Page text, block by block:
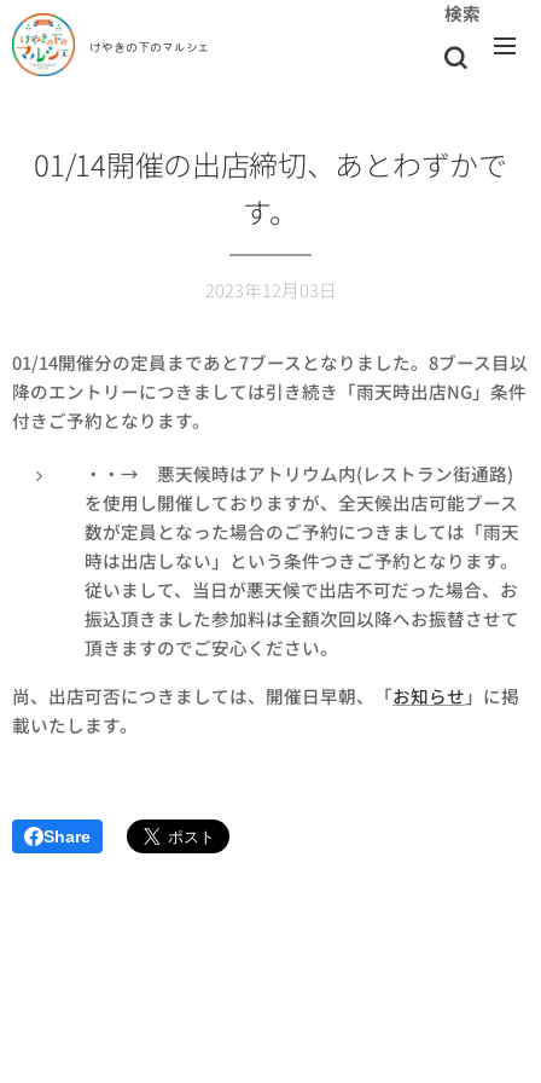
けやきの下のマルシェ
検索
01/14開催の出店締切、あとわずかで
す。
2023年12月03日
01/14開催分の定員まであと7ブースとなりました。8ブース目以
降のエントリーにつきましては引き続き「雨天時出店NG」条件
付きご予約となります。
・・→ 悪天候時はアトリウム内(レストラン街通路)
を使用し開催しておりますが、全天候出店可能ブース
数が定員となった場合のご予約につきましては「雨天
時は出店しない」という条件つきご予約となります。
従いまして、当日が悪天候で出店不可だった場合、お
振込頂きました参加料は全額次回以降へお振替させて
頂きますのでご安心ください。
尚、出店可否につきましては、開催日早朝、「お知らせ」に掲
載いたします。
Share